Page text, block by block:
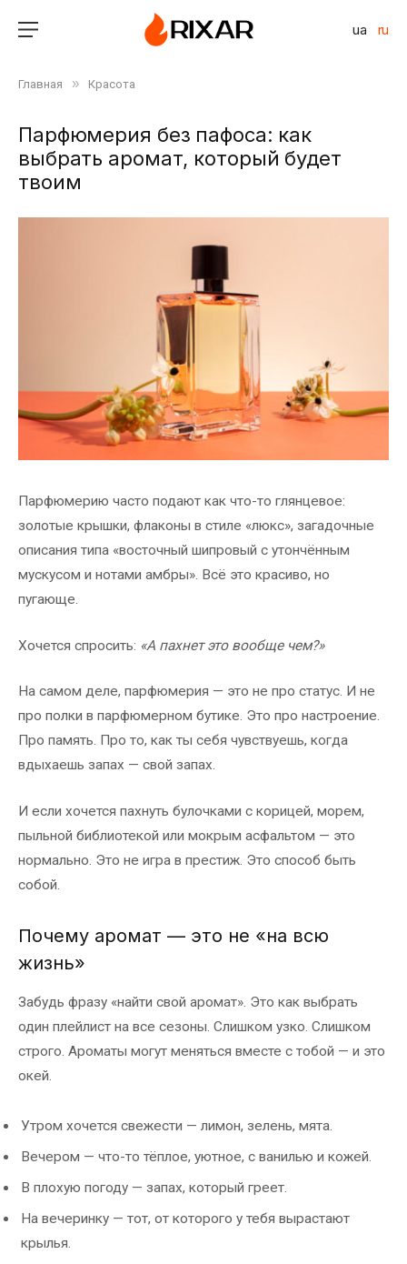
ua ru
Главная » Красота
Парфюмерия без пафоса: как
выбрать аромат, который будет
твоим
Парфюмерию часто подают как что-то глянцевое:
золотые крышки, флаконы в стиле «люкс», загадочные
описания типа «восточный шипровый с утончённым
мускусом и нотами амбры». Всё это красиво, но
пугающе.
Хочется спросить: «А пахнет это вообще чем?»
На самом деле, парфюмерия — это не про статус. И не
про полки в парфюмерном бутике. Это про настроение.
Про память. Про то, как ты себя чувствуешь, когда
вдыхаешь запах — свой запах.
И если хочется пахнуть булочками с корицей, морем,
пыльной библиотекой или мокрым асфальтом — это
нормально. Это не игра в престиж. Это способ быть
собой.
Почему аромат — это не «на всю
жизнь»
Забудь фразу «найти свой аромат». Это как выбрать
один плейлист на все сезоны. Слишком узко. Слишком
строго. Ароматы могут меняться вместе с тобой — и это
окей.
Утром хочется свежести — лимон, зелень, мята.
Вечером — что-то тёплое, уютное, с ванилью и кожей.
В плохую погоду — запах, который греет.
На вечеринку — тот, от которого у тебя вырастают
крылья.